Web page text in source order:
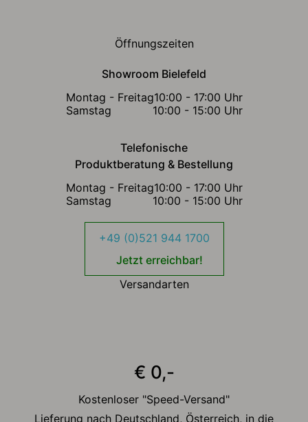
Öffnungszeiten
Showroom Bielefeld
Montag - Freitag10:00 - 17:00 Uhr
Samstag
10:00 - 15:00 Uhr
Telefonische
Produktberatung & Bestellung
Montag - Freitag10:00 - 17:00 Uhr
Samstag
10:00 - 15:00 Uhr
+49 (0)521 944 1700
Jetzt erreichbar!
Versandarten
€ 0,-
Kostenloser "Speed-Versand"
Lieferung nach Deutschland, Österreich, in die